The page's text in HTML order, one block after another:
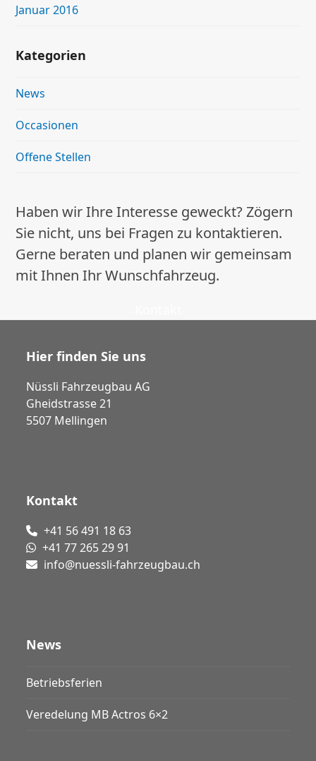
Januar 2016
Kategorien
News
Occasionen
Offene Stellen
Haben wir Ihre Interesse geweckt? Zögern
Sie nicht, uns bei Fragen zu kontaktieren.
Gerne beraten und planen wir gemeinsam
mit Ihnen Ihr Wunschfahrzeug.
Hier finden Sie uns
Nüssli Fahrzeugbau AG
Gheidstrasse 21
5507 Mellingen
Kontakt
+41 56 491 18 63
+41 77 265 29 91
info@nuessli-fahrzeugbau.ch
News
Betriebsferien
Veredelung MB Actros 6×2